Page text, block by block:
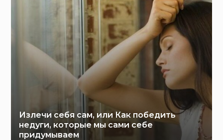
Излечи себя сам, или Как победить
недуги, которые мы сами себе
придумываем